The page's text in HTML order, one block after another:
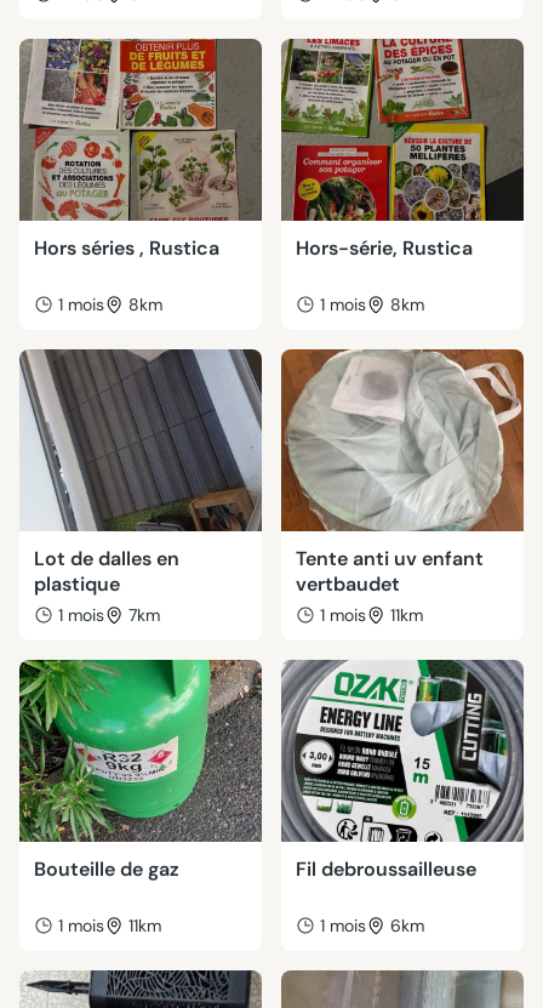
Hors séries , Rustica
1 mois 8km
Hors-série, Rustica
1 mois 8km
Lot de dalles en
plastique
1 mois 7km
Tente anti uv enfant
vertbaudet
1 mois 11km
Bouteille de gaz
1 mois 11km
Fil debroussailleuse
1 mois 6km